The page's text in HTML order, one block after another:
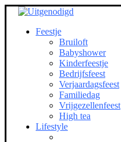
Feestje
Bruiloft
Babyshower
Kinderfeestje
Bedrijfsfeest
Verjaardagsfeest
Familiedag
Vrijgezellenfeest
High tea
Lifestyle